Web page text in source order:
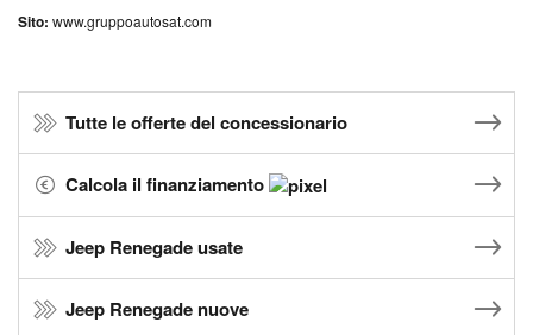
Sito: www.gruppoautosat.com
Tutte le offerte del concessionario
Calcola il finanziamento
Jeep Renegade usate
Jeep Renegade nuove